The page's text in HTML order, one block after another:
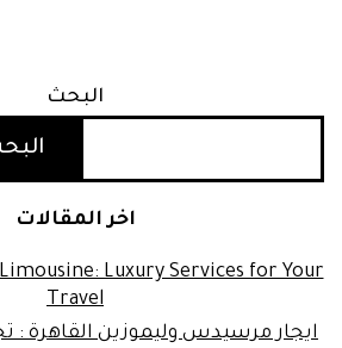
البحث
اخر المقالات
Luxury Services for Your
Travel
ايجار مرسيدس وليموزين القاهرة :